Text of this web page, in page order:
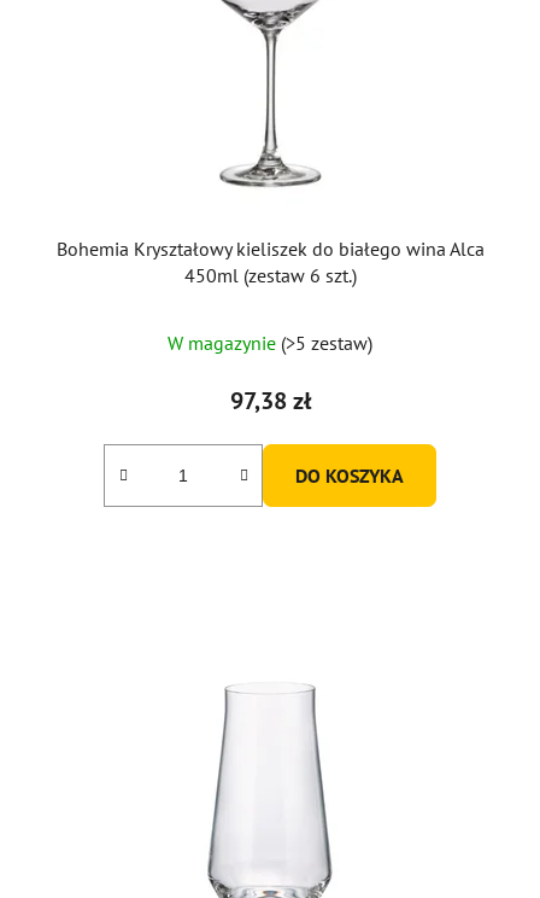
Bohemia Kryształowy kieliszek do białego wina Alca
450ml (zestaw 6 szt.)
ocena
produktu
5,0
W magazynie (>5 zestaw)
97,38 zł
DO KOSZYKA